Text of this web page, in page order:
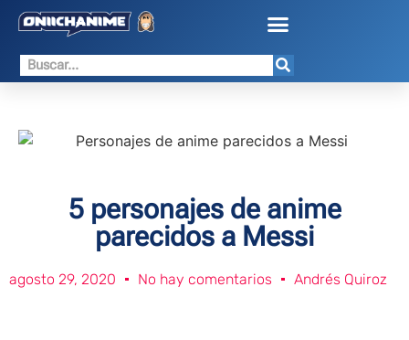
5 personajes de anime
parecidos a Messi
agosto 29, 2020 No hay comentarios Andrés Quiroz